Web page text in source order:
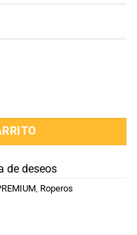
cantidad
de deseos
, Roperos